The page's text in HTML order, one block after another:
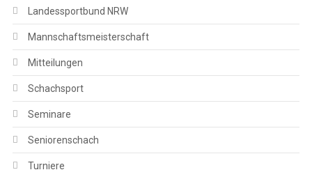
Landessportbund NRW
Mannschaftsmeisterschaft
Mitteilungen
Schachsport
Seminare
Seniorenschach
Turniere